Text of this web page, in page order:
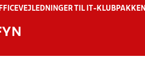
VEJLEDNINGER TIL IT-KLUBPAKKEN